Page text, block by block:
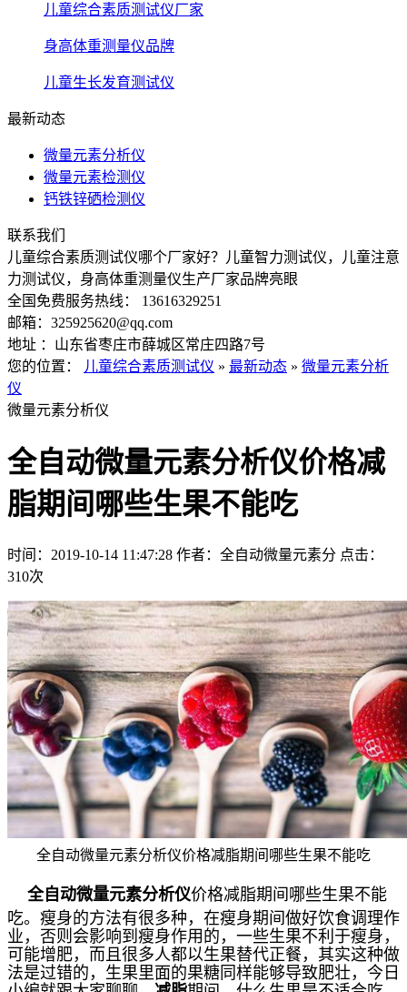
儿童综合素质测试仪厂家
身高体重测量仪品牌
儿童生长发育测试仪
最新动态
微量元素分析仪
微量元素检测仪
钙铁锌硒检测仪
联系我们
儿童综合素质测试仪哪个厂家好？儿童智力测试仪，儿童注意
力测试仪，身高体重测量仪生产厂家品牌亮眼
全国免费服务热线： 13616329251
邮箱：325925620@qq.com
地址 ：山东省枣庄市薛城区常庄四路7号
您的位置：
儿童综合素质测试仪 » 最新动态 » 微量元素分析
仪
微量元素分析仪
全自动微量元素分析仪价格减
脂期间哪些生果不能吃
时间：2019-10-14 11:47:28 作者：全自动微量元素分 点击：
310次
全自动微量元素分析仪价格减脂期间哪些生果不能吃
全自动微量元素分析仪价格减脂期间哪些生果不能
吃。瘦身的方法有很多种，在瘦身期间做好饮食调理作
业，否则会影响到瘦身作用的，一些生果不利于瘦身，
可能增肥，而且很多人都以生果替代正餐，其实这种做
法是过错的，生果里面的果糖同样能够导致肥壮，今日